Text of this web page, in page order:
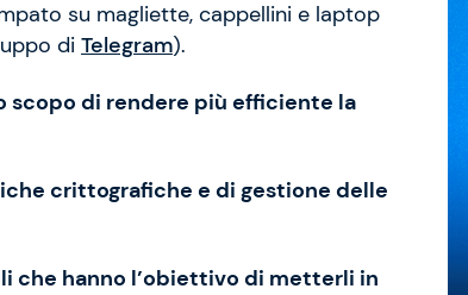
su magliette, cappellini e laptop
di Telegram).
scopo di rendere più efficiente la
crittografiche e di gestione delle
che hanno l’obiettivo di metterli in